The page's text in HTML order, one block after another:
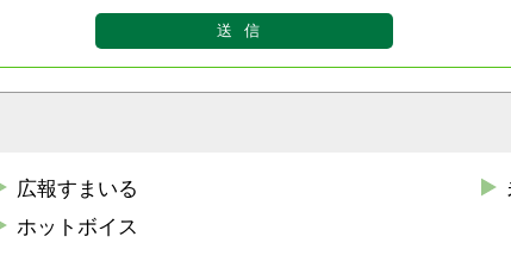
広報すまいる
ホットボイス